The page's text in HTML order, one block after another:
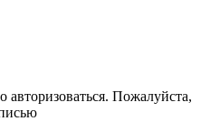
Пожалуйста,